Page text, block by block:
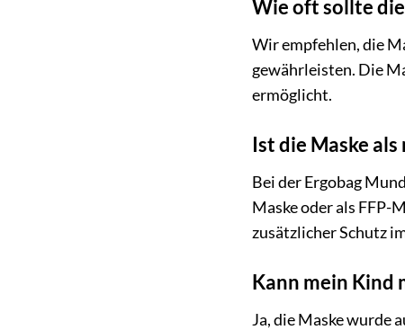
Wie oft sollte
Wir empfehlen, die
gewährleisten. Die
ermöglicht.
Ist die Maske
Bei der Ergobag
Maske oder als FFP-
zusätzlicher Schutz
Kann mein Kind
Ja, die Maske wurde